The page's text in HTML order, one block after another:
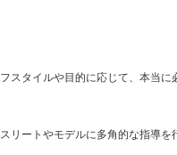
タイルや目的に応じて、本当に
ートやモデルに多角的な指導を